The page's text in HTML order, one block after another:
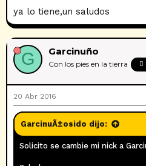
ya lo tiene,un saludos
G Garcinuño
Con los pies en la tierra
20 Abr 2016
GarcinuÃ±osido dijo:
Solicito se cambie mi nick a